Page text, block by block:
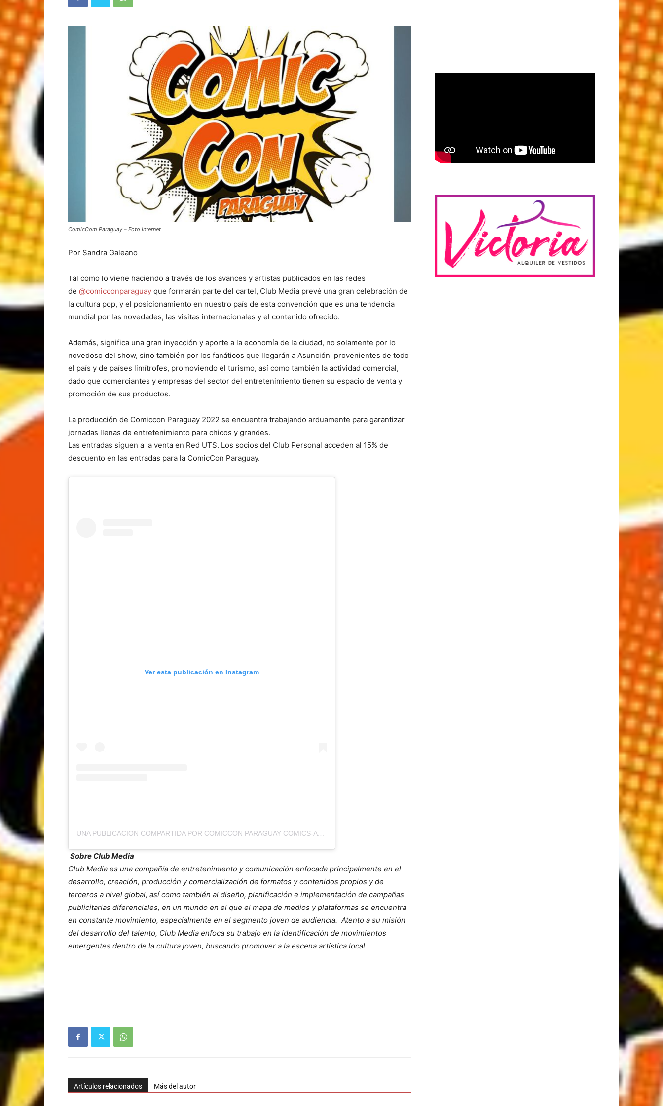
ComicCom Paraguay – Foto Internet
Por Sandra Galeano
Tal como lo viene haciendo a través de los avances y artistas publicados en las redes
de @comicconparaguay que formarán parte del cartel, Club Media prevé una gran celebración de
la cultura pop, y el posicionamiento en nuestro país de esta convención que es una tendencia
mundial por las novedades, las visitas internacionales y el contenido ofrecido.
Además, significa una gran inyección y aporte a la economía de la ciudad, no solamente por lo
novedoso del show, sino también por los fanáticos que llegarán a Asunción, provenientes de todo
el país y de países limítrofes, promoviendo el turismo, así como también la actividad comercial,
dado que comerciantes y empresas del sector del entretenimiento tienen su espacio de venta y
promoción de sus productos.
La producción de Comiccon Paraguay 2022 se encuentra trabajando arduamente para garantizar
jornadas llenas de entretenimiento para chicos y grandes.
Las entradas siguen a la venta en Red UTS. Los socios del Club Personal acceden al 15% de
descuento en las entradas para la ComicCon Paraguay.
Ver esta publicación en Instagram
UNA PUBLICACIÓN COMPARTIDA POR COMICCON PARAGUAY COMICS-ANIME-COSPLAY (@COMICCONPARAGUAY)
Sobre Club Media
Club Media es una compañía de entretenimiento y comunicación enfocada principalmente en el
desarrollo, creación, producción y comercialización de formatos y contenidos propios y de
terceros a nivel global, así como también al diseño, planificación e implementación de campañas
publicitarias diferenciales, en un mundo en el que el mapa de medios y plataformas se encuentra
en constante movimiento, especialmente en el segmento joven de audiencia. Atento a su misión
del desarrollo del talento, Club Media enfoca su trabajo en la identificación de movimientos
emergentes dentro de la cultura joven, buscando promover a la escena artística local.
Artículos relacionados Más del autor